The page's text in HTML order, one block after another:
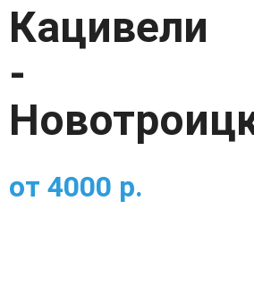
Кацивели
-
от 4000 р.